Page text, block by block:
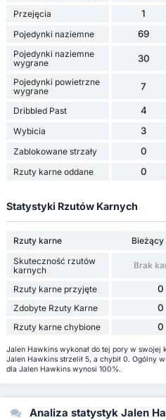
Przejęcia 1
Pojedynki naziemne 69
Pojedynki naziemne
wygrane
30
Pojedynki powietrzne
wygrane
7
Dribbled Past 4
Wybicia 3
Zablokowane strzały 0
Rzuty karne oddane 0
Statystyki Rzutów Karnych
Rzuty karne Bieżący
Skuteczność rzutów
karnych
Brak
Rzuty karne przyjęte 0
Zdobyte Rzuty Karne 0
Rzuty karne chybione 0
Jalen Hawkins wykonał do tej pory w
Jalen Hawkins strzelił 5, a chybił 0. Ogólny
dla Jalen Hawkins wynosi 100%.
Analiza statystyk Jalen